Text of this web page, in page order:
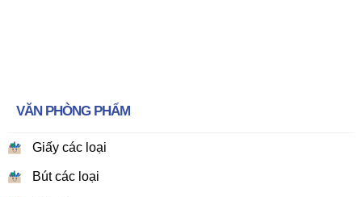
VĂN PHÒNG PHẨM
Giấy các loại
Bút các loại